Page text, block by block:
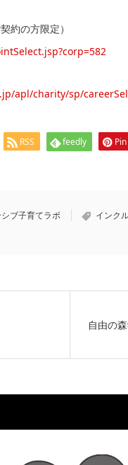
約の方限定）
apl/charity/sp/
RSS feedly
ブ子育てラボ インク
自由の